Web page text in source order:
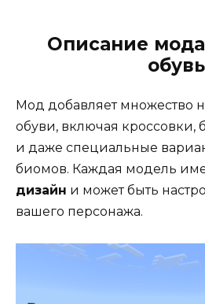
Описание
обувь
Мод добавляет множество
обуви, включая кроссовки,
и даже специальные
биомов. Каждая модель
дизайн и может быть
вашего персонажа.